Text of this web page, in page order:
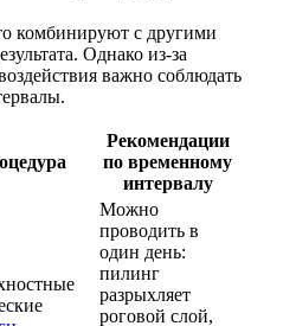
комбинируют с другими
Однако из-за
важно соблюдать
Рекомендации
по временному
интервалу
Можно
проводить в
один день:
пилинг
разрыхляет
роговой слой,